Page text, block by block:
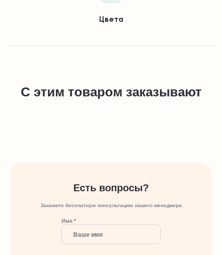
Цвета
С этим товаром заказывают
Есть вопросы?
Закажите бесплатную консультацию нашего менеджера
Имя *